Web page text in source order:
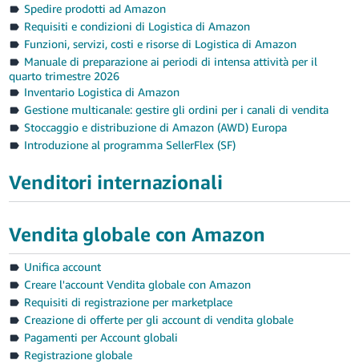
Spedire prodotti ad Amazon
Requisiti e condizioni di Logistica di Amazon
Funzioni, servizi, costi e risorse di Logistica di Amazon
Manuale di preparazione ai periodi di intensa attività per il
quarto trimestre 2026
Inventario Logistica di Amazon
Gestione multicanale: gestire gli ordini per i canali di vendita
Stoccaggio e distribuzione di Amazon (AWD) Europa
Introduzione al programma SellerFlex (SF)
Venditori internazionali
Vendita globale con Amazon
Unifica account
Creare l'account Vendita globale con Amazon
Requisiti di registrazione per marketplace
Creazione di offerte per gli account di vendita globale
Pagamenti per Account globali
Registrazione globale